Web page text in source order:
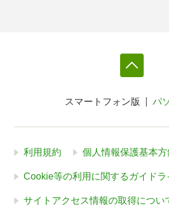
スマートフォン版 パ
利用規約 個人情報保護基本方
Cookie等の利用に関するガイドラ
サイトアクセス情報の取得につい